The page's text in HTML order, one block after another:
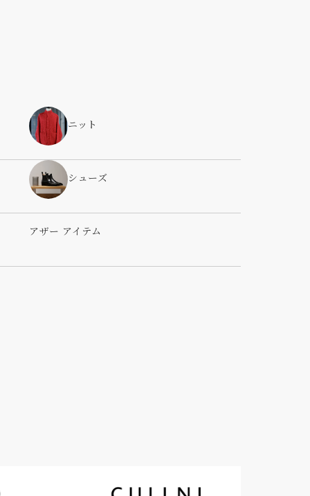
ニット
シューズ
アザー アイテム